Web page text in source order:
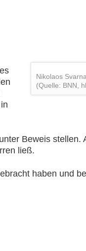
Nikolaos
(Quelle: BNN,
Beweis stellen.
ließ.
haben und